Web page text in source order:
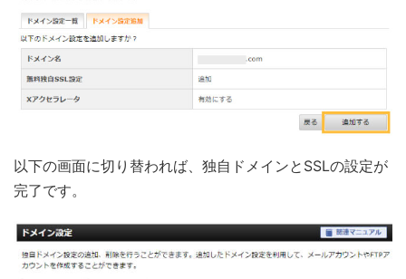
以下の画面に切り替われば、独自ドメインとSSLの設定が
完了です。